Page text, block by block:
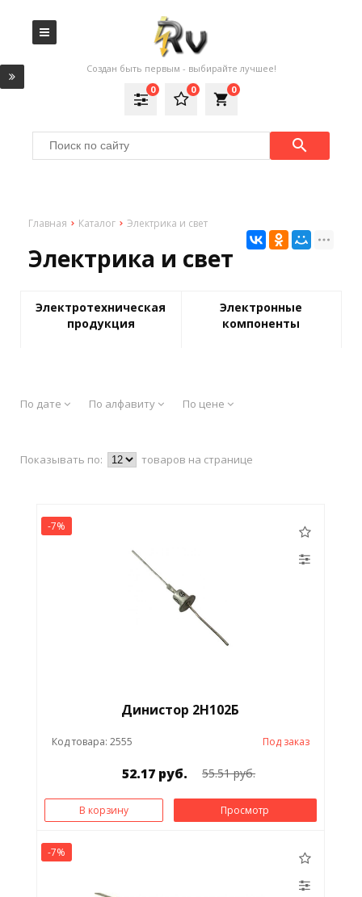
Создан быть первым - выбирайте лучшее!
local_grocery_store
0
0
0
Главная Каталог Электрика и свет
Электрика и свет
Электротехническая
продукция
Электронные
компоненты
По дате По алфавиту По цене
Показывать по: товаров на странице
-7%
Динистор 2Н102Б
Код товара: 2555 Под заказ
52.17 руб. 55.51 руб.
В корзину Просмотр
-7%